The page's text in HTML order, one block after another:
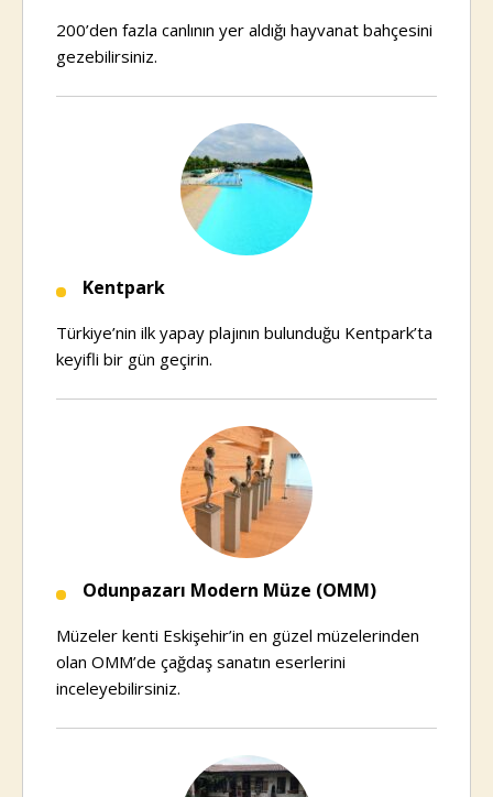
200’den fazla canlının yer aldığı hayvanat bahçesini
gezebilirsiniz.
Kentpark
Türkiye’nin ilk yapay plajının bulunduğu Kentpark’ta
keyifli bir gün geçirin.
Odunpazarı Modern Müze (OMM)
Müzeler kenti Eskişehir’in en güzel müzelerinden
olan OMM’de çağdaş sanatın eserlerini
inceleyebilirsiniz.